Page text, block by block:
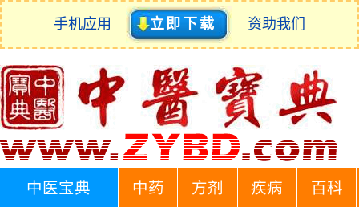
手机应用 立即下载 资助我们
中医宝典 中药 方剂 疾病 百科